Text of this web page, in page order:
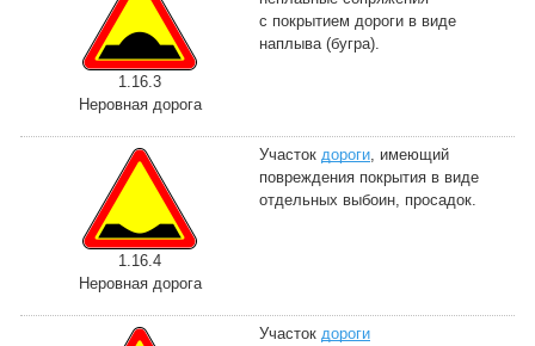
1.16.3
Неровная дорога
с покрытием дороги в виде
наплыва (бугра).
1.16.4
Неровная дорога
Участок дороги, имеющий
повреждения покрытия в виде
отдельных выбоин, просадок.
Участок дороги